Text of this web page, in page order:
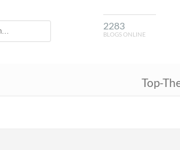
2283
BLOGS ONLINE
Top-